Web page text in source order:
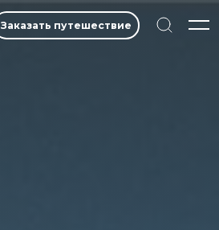
Заказать путешествие